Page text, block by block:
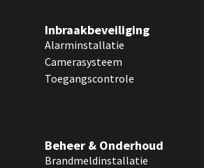
Inbraakbeveiliging
Alarminstallatie
Camerasysteem
Toegangscontrole
Beheer & Onderhoud
Brandmeldinstallatie